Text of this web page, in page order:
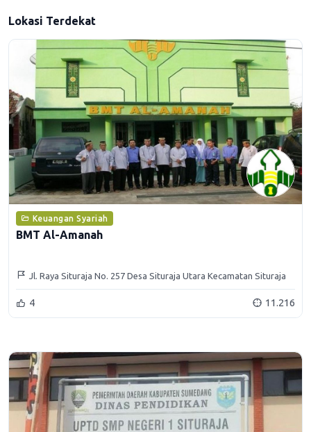
Lokasi Terdekat
Keuangan Syariah
BMT Al-Amanah
Jl. Raya Situraja No. 257 Desa Situraja Utara Kecamatan Situraja
4 11.216